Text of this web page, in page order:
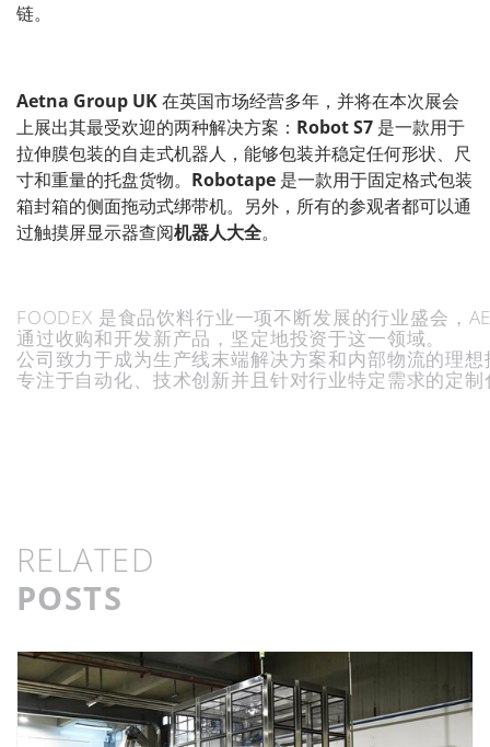
链。
Aetna Group UK在英国市场经营多年，并将在本次展会
上展出其最受欢迎的两种解决方案： Robot S7 是一款用于
拉伸膜包装的自走式机器人，能够包装并稳定任何形状、尺
寸和重量的托盘货物。 Robotape 是一款用于固定格式包装
箱封箱的侧面拖动式绑带机。另外，所有的参观者都可以通
过触摸屏显示器查阅机器人大全。
FOODEX 是食品饮料行业一项不断发展的行业盛会，
通过收购和开发新产品，坚定地投资于这一领域。
公司致力于成为生产线末端解决方案和内部物流的理
专注于自动化、技术创新并且针对行业特定需求的定
RELATED
POSTS